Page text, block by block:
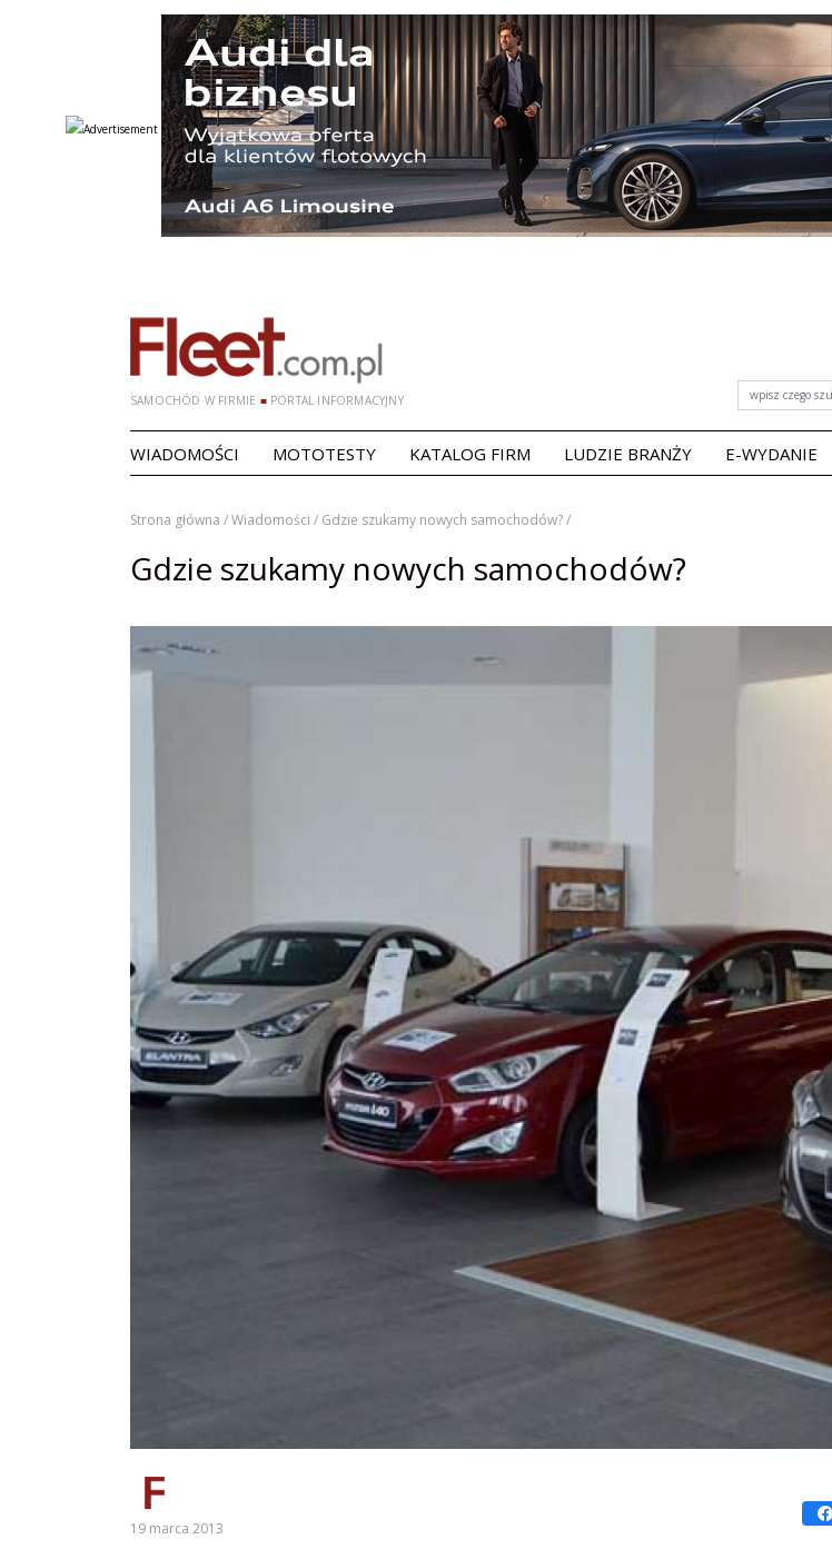
SAMOCHÓD W FIRMIE ■PORTAL INFORMACYJNY
WIADOMOŚCI MOTOTESTY KATALOG FIRM LUDZIE BRANŻY E-WYDANIE
Strona główna /Wiadomości / Gdzie szukamy nowych samochodów? /
Gdzie szukamy nowych samochodów?
19 marca 2013